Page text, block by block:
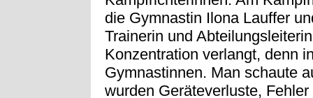
die Gymnastin Ilona Lauffer
Trainerin und
Konzentration verlangt, denn
Gymnastinnen. Man schaute
wurden Geräteverluste,